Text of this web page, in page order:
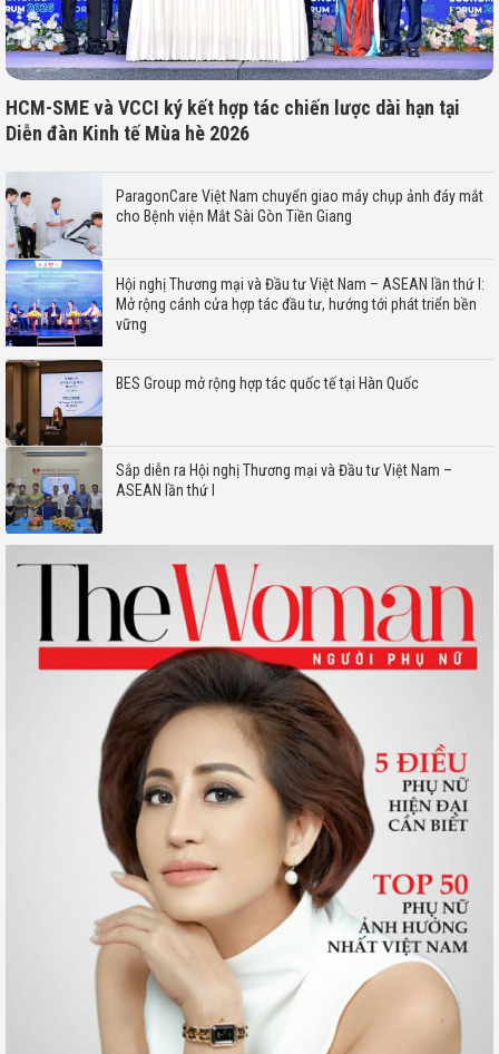
HCM-SME và VCCI ký kết hợp tác chiến lược dài hạn tại
Diễn đàn Kinh tế Mùa hè 2026
ParagonCare Việt Nam chuyển giao máy chụp ảnh đáy mắt
cho Bệnh viện Mắt Sài Gòn Tiền Giang
Hội nghị Thương mại và Đầu tư Việt Nam – ASEAN lần thứ I:
Mở rộng cánh cửa hợp tác đầu tư, hướng tới phát triển bền
vững
BES Group mở rộng hợp tác quốc tế tại Hàn Quốc
Sắp diễn ra Hội nghị Thương mại và Đầu tư Việt Nam –
ASEAN lần thứ I